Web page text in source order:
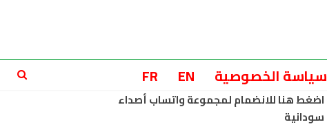
سياسة الخصوصية EN
FR
اضغط هنا للانضمام لمجموعة واتساب أصداء
سودانية